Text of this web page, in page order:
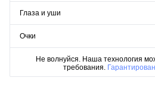
Глаза и уши
Очки
Не волнуйся. Наша технология
требования.